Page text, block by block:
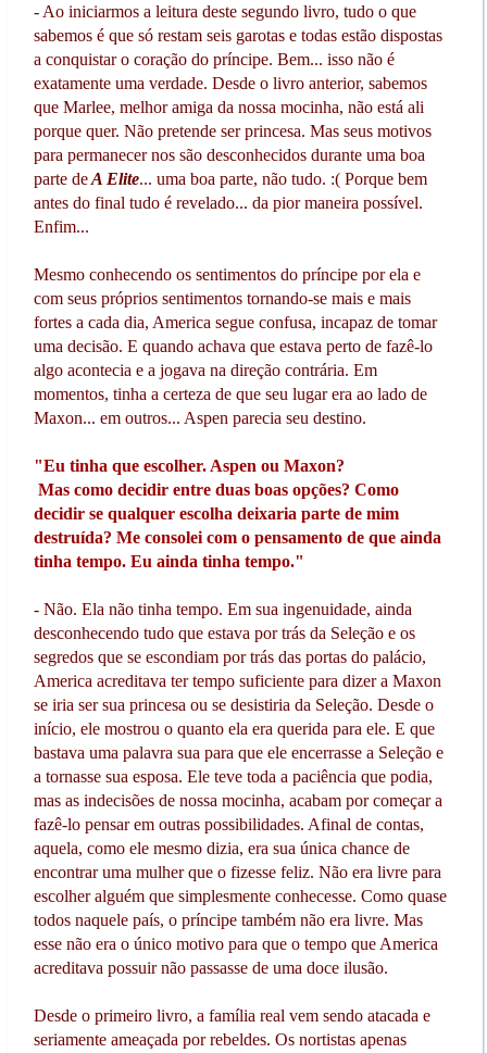
- Ao iniciarmos a leitura deste segundo livro, tudo o que
sabemos é que só restam seis garotas e todas estão dispostas
a conquistar o coração do príncipe. Bem... isso não é
exatamente uma verdade. Desde o livro anterior, sabemos
que Marlee, melhor amiga da nossa mocinha, não está ali
porque quer. Não pretende ser princesa. Mas seus motivos
para permanecer nos são desconhecidos durante uma boa
parte deA Elite... uma boa parte, não tudo. :( Porque bem
antes do final tudo é revelado... da pior maneira possível.
Enfim...
Mesmo conhecendo os sentimentos do príncipe por ela e
com seus próprios sentimentos tornando-se mais e mais
fortes a cada dia, America segue confusa, incapaz de tomar
uma decisão. E quando achava que estava perto de fazê-lo
algo acontecia e a jogava na direção contrária. Em
momentos, tinha a certeza de que seu lugar era ao lado de
Maxon... em outros... Aspen parecia seu destino.
"Eu tinha que escolher. Aspen ou Maxon?
Mas como decidir entre duas boas opções? Como
decidir se qualquer escolha deixaria parte de mim
destruída? Me consolei com o pensamento de que ainda
tinha tempo. Eu ainda tinha tempo."
- Não. Ela não tinha tempo. Em sua ingenuidade, ainda
desconhecendo tudo que estava por trás da Seleção e os
segredos que se escondiam por trás das portas do palácio,
America acreditava ter tempo suficiente para dizer a Maxon
se iria ser sua princesa ou se desistiria da Seleção. Desde o
início, ele mostrou o quanto ela era querida para ele. E que
bastava uma palavra sua para que ele encerrasse a Seleção e
a tornasse sua esposa. Ele teve toda a paciência que podia,
mas as indecisões de nossa mocinha, acabam por começar a
fazê-lo pensar em outras possibilidades. Afinal de contas,
aquela, como ele mesmo dizia, era sua única chance de
encontrar uma mulher que o fizesse feliz. Não era livre para
escolher alguém que simplesmente conhecesse. Como quase
todos naquele país, o príncipe também não era livre. Mas
esse não era o único motivo para que o tempo que America
acreditava possuir não passasse de uma doce ilusão.
Desde o primeiro livro, a família real vem sendo atacada e
seriamente ameaçada por rebeldes. Os nortistas apenas